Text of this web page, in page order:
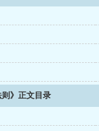
则》正文目录